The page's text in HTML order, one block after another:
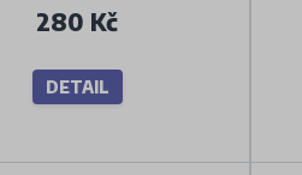
280 Kč
DETAIL